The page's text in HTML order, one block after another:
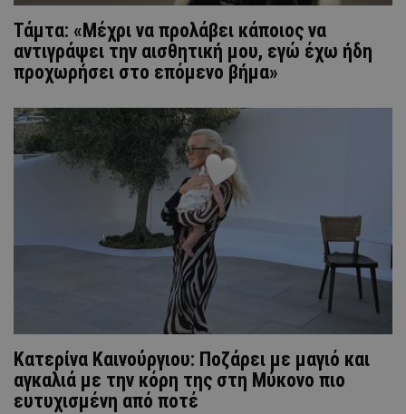
Τάμτα: «Μέχρι να προλάβει κάποιος να
αντιγράψει την αισθητική μου, εγώ έχω ήδη
προχωρήσει στο επόμενο βήμα»
Κατερίνα Καινούργιου: Ποζάρει με μαγιό και
αγκαλιά με την κόρη της στη Μύκονο πιο
ευτυχισμένη από ποτέ